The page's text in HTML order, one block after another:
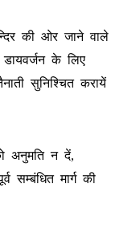
की ओर जाने वाले
डायवर्जन के लिए
सुनिश्चित करायें
अनुमति न दें,
सम्बंधित मार्ग की